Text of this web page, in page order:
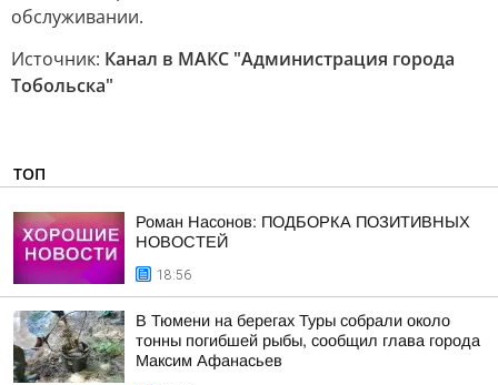
обслуживании.
Источник: Канал в МАКС "Администрация города
Тобольска"
ТОП
Роман Насонов: ПОДБОРКА ПОЗИТИВНЫХ
НОВОСТЕЙ
18:56
В Тюмени на берегах Туры собрали около
тонны погибшей рыбы, сообщил глава города
Максим Афанасьев